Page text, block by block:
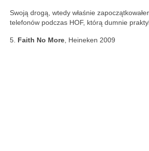
Swoją drogą, wtedy właśnie
telefonów podczas HOF, którą dumnie
5. Faith No More , Heineken 2009